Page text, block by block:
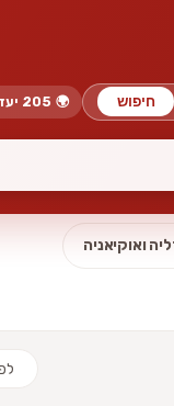
חיפוש 🌍 205 יעדים · 1999 חבילות
ואוקיאניה